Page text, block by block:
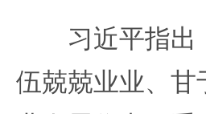
习近平指出
伍兢兢业业、